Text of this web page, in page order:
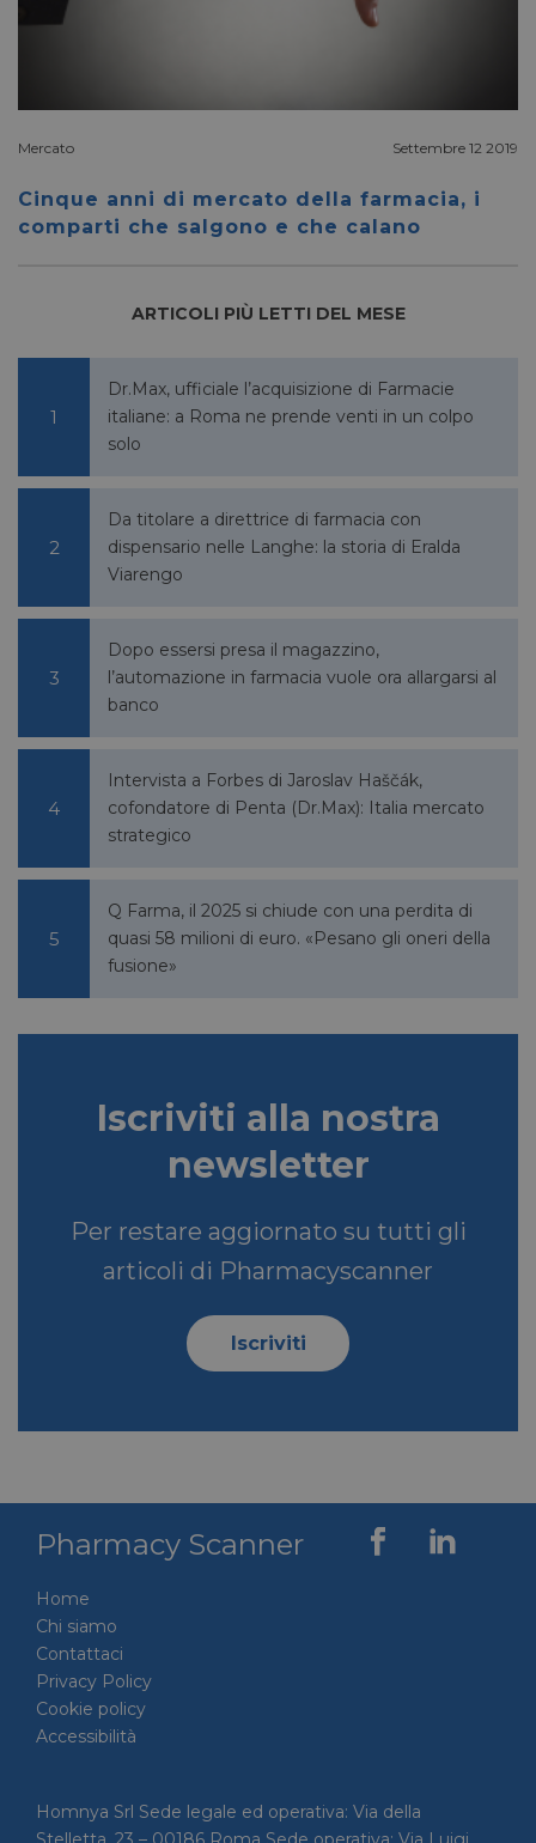
Mercato Settembre 12 2019
Cinque anni di mercato della farmacia, i
comparti che salgono e che calano
ARTICOLI PIÙ LETTI DEL MESE
Dr.Max, ufficiale l’acquisizione di Farmacie
italiane: a Roma ne prende venti in un colpo
solo
Da titolare a direttrice di farmacia con
dispensario nelle Langhe: la storia di Eralda
Viarengo
Dopo essersi presa il magazzino,
l’automazione in farmacia vuole ora allargarsi al
banco
Intervista a Forbes di Jaroslav Haščák,
cofondatore di Penta (Dr.Max): Italia mercato
strategico
Q Farma, il 2025 si chiude con una perdita di
quasi 58 milioni di euro. «Pesano gli oneri della
fusione»
Iscriviti alla nostra
newsletter
Per restare aggiornato su tutti gli
articoli di Pharmacyscanner
Iscriviti
Pharmacy Scanner
Home
Chi siamo
Contattaci
Privacy Policy
Cookie policy
Accessibilità
Homnya Srl Sede legale ed operativa: Via della